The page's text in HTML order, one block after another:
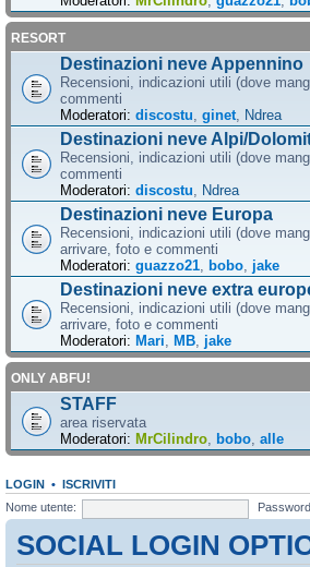
RESORT
Destinazioni neve Appennino
Recensioni, indicazioni utili (dove
commenti
Moderatori: discostu ginet Ndrea
Destinazioni neve Alpi/
Recensioni, indicazioni utili (dove
commenti
Moderatori: discostu Ndrea
Destinazioni neve Europa
Recensioni, indicazioni utili (dove
arrivare, foto e commenti
Moderatori: guazzo21 bobo jake
Destinazioni neve extra
Recensioni, indicazioni utili (dove
arrivare, foto e commenti
Moderatori: Mari MB jake
ONLY ABFU!
STAFF
area riservata
Moderatori: MrCilindro bobo alle
LOGIN • ISCRIVITI
Nome utente:
SOCIAL LOGIN